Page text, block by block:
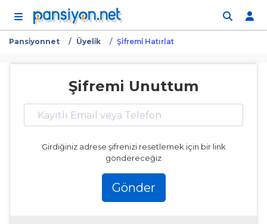
Pansi̇yonnet Üyeli̇k Şi̇fremi̇ Hatırlat
Şifremi Unuttum
Girdiğiniz adrese şifrenizi resetlemek için bir link
göndereceğiz
Gönder